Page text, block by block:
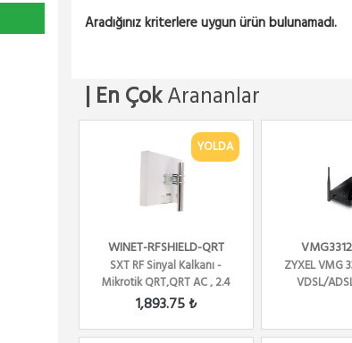
Aradığınız kriterlere uygun ürün bulunamadı.
| En ÇokArananlar
YOLDA
WINET-RFSHIELD-QRT
SXT RF Sinyal Kalkanı -
Mikrotik QRT,QRT AC , 2.4
Ghz /5 Ghz için
1,893.75 ₺
ZYXEL VMG
VDSL/